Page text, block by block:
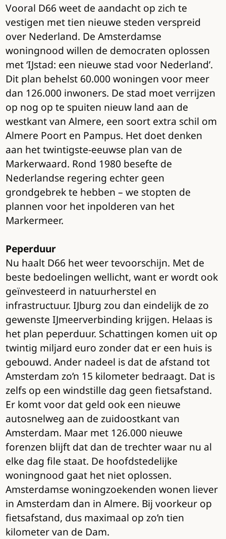
Vooral D66 weet de aandacht op zich te
vestigen met tien nieuwe steden verspreid
over Nederland. De Amsterdamse
woningnood willen de democraten oplossen
met ‘IJstad: een nieuwe stad voor Nederland’.
Dit plan behelst 60.000 woningen voor meer
dan 126.000 inwoners. De stad moet verrijzen
op nog op te spuiten nieuw land aan de
westkant van Almere, een soort extra schil om
Almere Poort en Pampus. Het doet denken
aan het twintigste-eeuwse plan van de
Markerwaard. Rond 1980 besefte de
Nederlandse regering echter geen
grondgebrek te hebben – we stopten de
plannen voor het inpolderen van het
Markermeer.
Peperduur
Nu haalt D66 het weer tevoorschijn. Met de
beste bedoelingen wellicht, want er wordt ook
geïnvesteerd in natuurherstel en
infrastructuur. IJburg zou dan eindelijk de zo
gewenste IJmeerverbinding krijgen. Helaas is
het plan peperduur. Schattingen komen uit op
twintig miljard euro zonder dat er een huis is
gebouwd. Ander nadeel is dat de afstand tot
Amsterdam zo’n 15 kilometer bedraagt. Dat is
zelfs op een windstille dag geen fietsafstand.
Er komt voor dat geld ook een nieuwe
autosnelweg aan de zuidoostkant van
Amsterdam. Maar met 126.000 nieuwe
forenzen blijft dat dan de trechter waar nu al
elke dag file staat. De hoofdstedelijke
woningnood gaat het niet oplossen.
Amsterdamse woningzoekenden wonen liever
in Amsterdam dan in Almere. Bij voorkeur op
fietsafstand, dus maximaal op zo’n tien
kilometer van de Dam.